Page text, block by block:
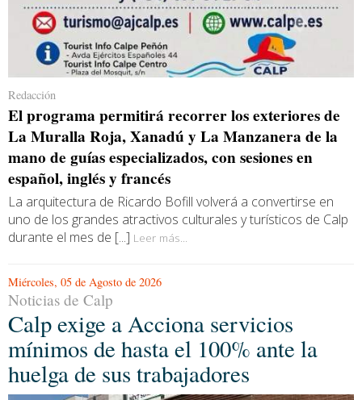
Redacción
El programa permitirá recorrer los exteriores de
La Muralla Roja, Xanadú y La Manzanera de la
mano de guías especializados, con sesiones en
español, inglés y francés
La arquitectura de Ricardo Bofill volverá a convertirse en
uno de los grandes atractivos culturales y turísticos de Calp
durante el mes de [...] Leer más...
Miércoles, 05 de Agosto de 2026
Noticias de Calp
Calp exige a Acciona servicios
mínimos de hasta el 100% ante la
huelga de sus trabajadores